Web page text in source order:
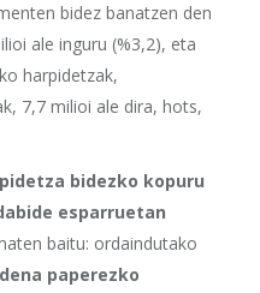
bidez banatzen den
ale inguru (%3,2), eta
harpidetzak,
7,7 milioi ale dira, hots,
bidezko kopuru
esparruetan
baitu: ordaindutako
paperezko